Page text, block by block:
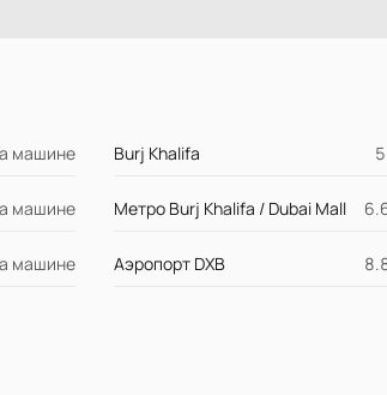
машине Burj Khalifa
машине Метро Burj Khalifa / Dubai Mall
машине Аэропорт DXB